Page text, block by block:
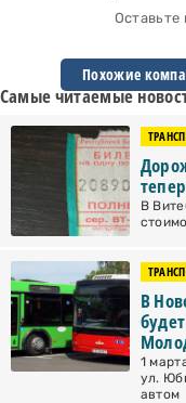
Оставьте
Похожие
Самые читаемые
В
В
1
ул.
автом